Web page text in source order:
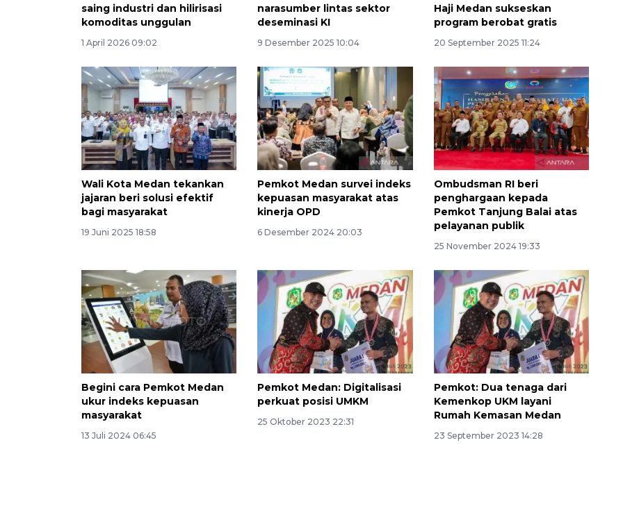
saing industri dan hilirisasi
komoditas unggulan
1 April 2026 09:02
narasumber lintas sektor
deseminasi KI
9 Desember 2025 10:04
Haji Medan sukseskan
program berobat gratis
20 September 2025 11:24
Wali Kota Medan tekankan
jajaran beri solusi efektif
bagi masyarakat
19 Juni 2025 18:58
Pemkot Medan survei indeks
kepuasan masyarakat atas
kinerja OPD
6 Desember 2024 20:03
Ombudsman RI beri
penghargaan kepada
Pemkot Tanjung Balai atas
pelayanan publik
25 November 2024 19:33
Begini cara Pemkot Medan
ukur indeks kepuasan
masyarakat
13 Juli 2024 06:45
Pemkot Medan: Digitalisasi
perkuat posisi UMKM
25 Oktober 2023 22:31
Pemkot: Dua tenaga dari
Kemenkop UKM layani
Rumah Kemasan Medan
23 September 2023 14:28
Ekspedisi Rupiah Berdaulat
2026 sambangi Papua
2026-08-06 13:15:00